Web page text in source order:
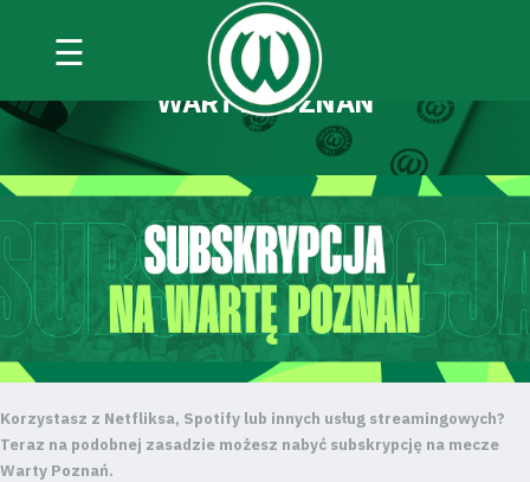
☰
SUBSKRYPCJA NA BILETY NA MECZE
WARTY POZNAŃ
Korzystasz z Netfliksa, Spotify lub innych usług streamingowych?
Teraz na podobnej zasadzie możesz nabyć subskrypcję na mecze
Warty Poznań.